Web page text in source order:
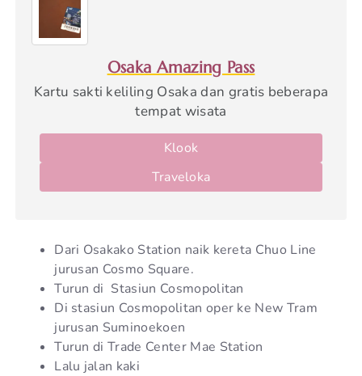
Osaka Amazing Pass
Kartu sakti keliling Osaka dan gratis beberapa
tempat wisata
Klook
Traveloka
Dari Osakako Station naik kereta Chuo Line
jurusan Cosmo Square.
Turun di Stasiun Cosmopolitan
Di stasiun Cosmopolitan oper ke New Tram
jurusan Suminoekoen
Turun di Trade Center Mae Station
Lalu jalan kaki